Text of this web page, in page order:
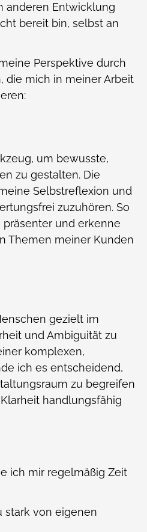
anderen Entwicklung
bereit bin, selbst an
Perspektive durch
die mich in meiner Arbeit
um bewusste,
zu gestalten. Die
Selbstreflexion und
zuzuhören. So
präsenter und erkenne
Themen meiner Kunden
gezielt im
und Ambiguität zu
komplexen,
ich es entscheidend,
zu begreifen
handlungsfähig
ich mir regelmäßig Zeit
stark von eigenen